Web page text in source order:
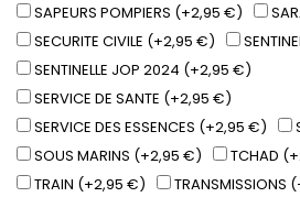
SAPEURS POMPIERS (+2,95 €)
SECURITE CIVILE (+2,95 €)
SENTINELLE JOP 2024 (+2,95 €)
SERVICE DE SANTE (+2,95 €)
SERVICE DES ESSENCES (+2,95 €)
SOUS MARINS (+2,95 €)
TCHAD
TRAIN (+2,95 €)
TRANSMISSIONS